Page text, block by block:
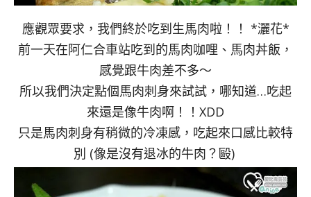
應觀眾要求，我們終於吃到生馬肉啦！！ *灑花*
前一天在阿仁合車站吃到的馬肉咖哩、馬肉丼飯，
感覺跟牛肉差不多～
所以我們決定點個馬肉刺身來試試，哪知道…吃起
來還是像牛肉啊！！XDD
只是馬肉刺身有稍微的冷凍感，吃起來口感比較特
別 (像是沒有退冰的牛肉？毆)